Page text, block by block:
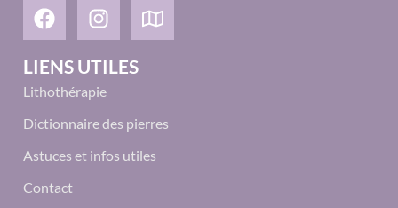
LIENS UTILES
Lithothérapie
Dictionnaire des pierres
Astuces et infos utiles
Contact